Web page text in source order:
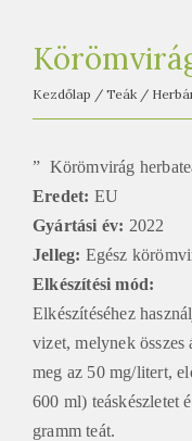
a
o
n
i
n
e
t
e
a
h
á
z
Kezdőlap / Teák /
” Körömvirág
Eredet: EU
Gyártási év: 2022
Jelleg: Egész
Elkészítési mód:
Elkészítéséhez
vizet, melynek összes
meg az 50 mg/litert,
600 ml) teáskészletet
gramm teát.